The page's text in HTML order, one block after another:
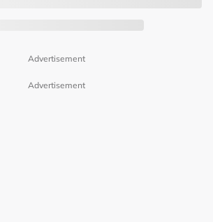
Advertisement
Advertisement